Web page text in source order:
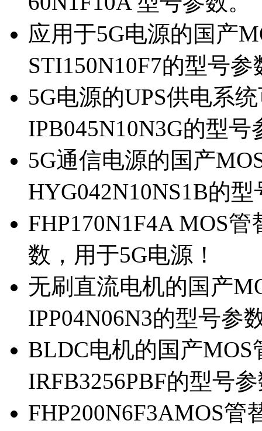
应用于5G电源的国产
STI150N10F7的型号参
5G电源的UPS供电系
IPB045N10N3G的型号
5G通信电源的国产
HYG042N10NS1B的
FHP170N1F4A MOS
数，用于5G电源！
无刷直流电机的国产
IPP04N06N3的型号参
BLDC电机的国产MOS
IRFB3256PBF的型号
FHP200N6F3AMOS管